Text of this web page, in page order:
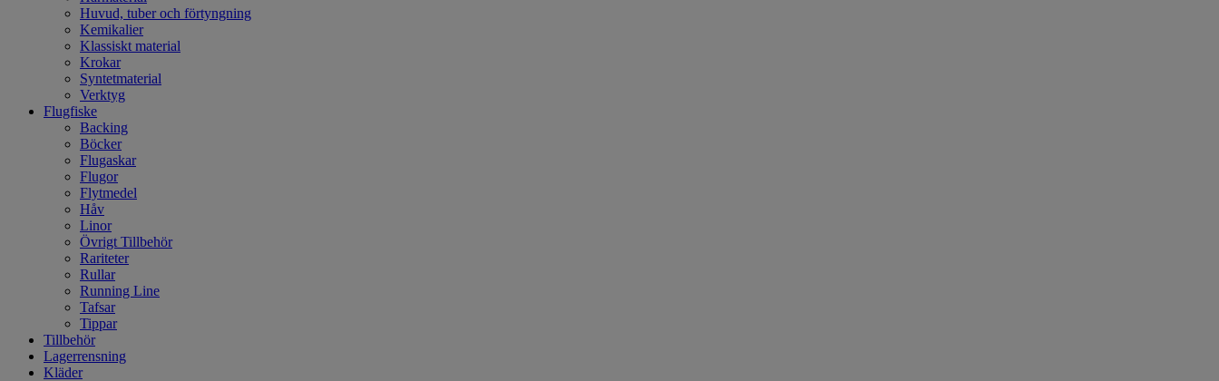
Huvud, tuber och förtyngning
Kemikalier
Klassiskt material
Krokar
Syntetmaterial
Verktyg
Flugfiske
Backing
Böcker
Flugaskar
Flugor
Flytmedel
Håv
Linor
Övrigt Tillbehör
Rariteter
Rullar
Running Line
Tafsar
Tippar
Tillbehör
Lagerrensning
Kläder